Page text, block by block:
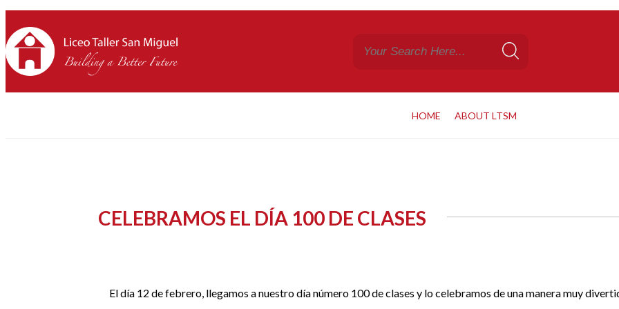
HOME ABOUT LTSM
CELEBRAMOS EL DÍA 100 DE CLASES
El día 12 de febrero, llegamos a nuestro día número 100 de clases y lo celebramos de una manera muy